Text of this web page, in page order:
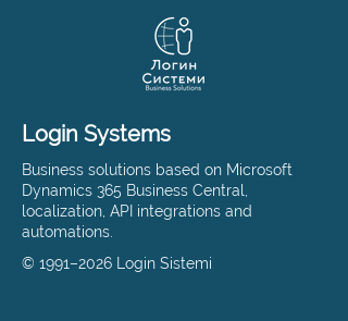
Login Systems
Business solutions based on Microsoft
Dynamics 365 Business Central,
localization, API integrations and
automations.
© 1991–2026 Login Sistemi